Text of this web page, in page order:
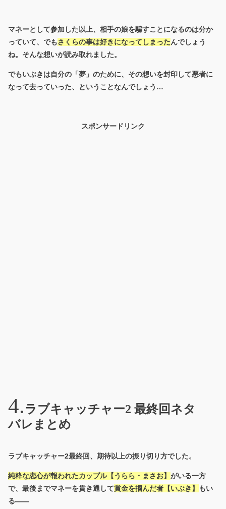
マネーとして参加した以上、相手の娘を騙すことになるのは分か
っていて、でもさくらの事は好きになってしまったんでしょう
ね。そんな想いが読み取れました。
でもいぶきは自分の「夢」のために、その想いを封印して悪者に
なって去っていった、ということなんでしょう…
スポンサードリンク
ラブキャッチャー2 最終回ネタ
バレまとめ
ラブキャッチャー2最終回、期待以上の振り切り方でした。
純粋な恋心が報われたカップル【うらら・まさお】 がいる一方
で、最後までマネーを貫き通して賞金を掴んだ者【いぶき】
もい
る——